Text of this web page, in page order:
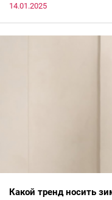
14.01.2025
Какой тренд носить